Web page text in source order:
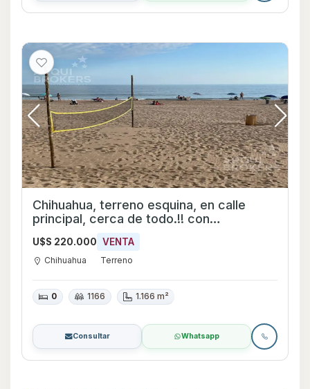
Chihuahua, terreno esquina, en calle
principal, cerca de todo.!! con
financiación.!
U$S 220.000 VENTA
Chihuahua Terreno
0 1166 1.166 m²
Consultar Whatsapp